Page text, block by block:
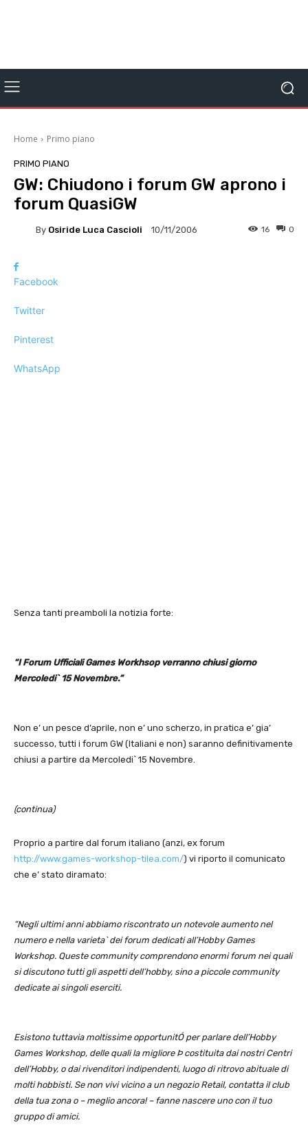
Home Primo piano
PRIMO PIANO
GW: Chiudono i forum GW aprono i
forum QuasiGW
By Osiride Luca Cascioli 10/11/2006 0
16
Facebook
Twitter
Pinterest
WhatsApp
Senza tanti preamboli la notizia forte:
“I Forum Ufficiali Games Workhsop verranno chiusi giorno
Mercoledi` 15 Novembre.”
Non e’ un pesce d’aprile, non e’ uno scherzo, in pratica e’ gia’
successo, tutti i forum GW (Italiani e non) saranno definitivamente
chiusi a partire da Mercoledi` 15 Novembre.
(continua)
Proprio a partire dal forum italiano (anzi, ex forum
http://www.games-workshop-tilea.com/) vi riporto il comunicato
che e’ stato diramato:
“Negli ultimi anni abbiamo riscontrato un notevole aumento nel
numero e nella varieta` dei forum dedicati all’Hobby Games
Workshop. Queste community comprendono enormi forum nei quali
si discutono tutti gli aspetti dell’hobby, sino a piccole community
dedicate ai singoli eserciti.
Esistono tuttavia moltissime opportunitÓ per parlare dell’Hobby
Games Workshop, delle quali la migliore Þ costituita dai nostri Centri
dell’Hobby, o dai rivenditori indipendenti, luogo di ritrovo abituale di
molti hobbisti. Se non vivi vicino a un negozio Retail, contatta il club
della tua zona o – meglio ancora! – fanne nascere uno con il tuo
gruppo di amici.